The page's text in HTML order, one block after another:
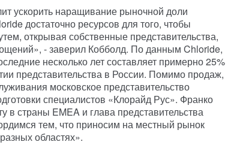
ускорить наращивание рыночной доли
достаточно ресурсов для того, чтобы
открывая собственные представительства,
- заверил Кобболд. По данным Chloride,
несколько лет составляет примерно 25%
представительства в России. Помимо продаж,
московское представительство
специалистов «Клорайд Рус». Франко
в страны EMEA и глава представительства
тем, что приносим на местный рынок
областях».